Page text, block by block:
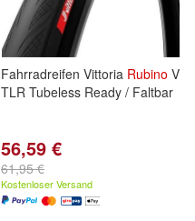
Fahrradreifen Vittoria Rubino V
TLR Tubeless Ready / Faltbar
56,59 €
61,95 €
Kostenloser Versand